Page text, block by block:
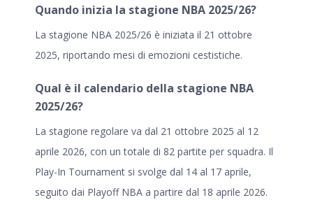
Quando inizia la stagione NBA 2025/26?
La stagione NBA 2025/26 è iniziata il 21 ottobre
2025, riportando mesi di emozioni cestistiche.
Qual è il calendario della stagione NBA
2025/26?
La stagione regolare va dal 21 ottobre 2025 al 12
aprile 2026, con un totale di 82 partite per squadra. Il
Play-In Tournament si svolge dal 14 al 17 aprile,
seguito dai Playoff NBA a partire dal 18 aprile 2026.